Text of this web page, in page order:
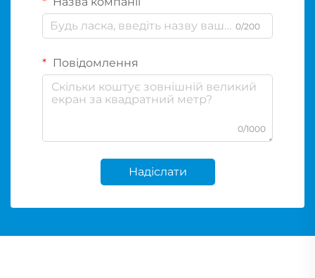
0/200
Повідомлення
0/1000
Надіслати